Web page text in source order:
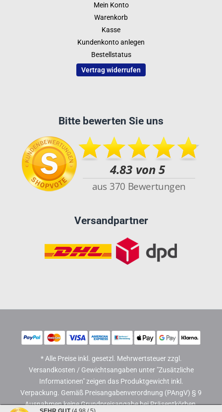
Mein Konto
Warenkorb
Kasse
Kundenkonto anlegen
Bestellstatus
Vertrag widerrufen
Bitte bewerten Sie uns
Versandpartner
* Alle Preise inkl. gesetzl. Mehrwertsteuer zzgl.
Versandkosten / Gewichtsangaben unter "Zusätzliche
Informationen" zeigen das Produktgewicht inkl.
Verpackung. Gemäß Preisangabenverordnung (PAngV) § 9
Ausnahmen keine Grundpreisangabe bei Präsentkörben.